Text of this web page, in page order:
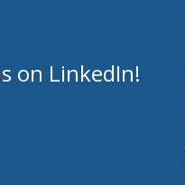
on LinkedIn!